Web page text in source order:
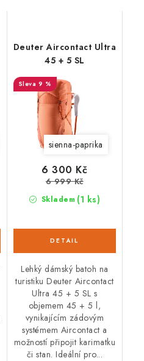
Deuter Aircontact Ultra
45 + 5 SL
9 %
sienna-paprika
Skladem (1 ks)
6 300 Kč
6 999 Kč
Lehký dámský batoh na
turistiku Deuter Aircontact
Ultra 45 + 5 SL s
objemem 45 + 5 l,
vynikajícím zádovým
systémem Aircontact a
možností připojit karimatku
či stan. Ideální pro...